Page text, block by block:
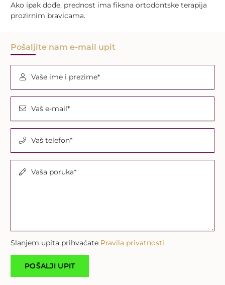
Ako ipak dođe, prednost ima fiksna ortodontske terapija
prozirnim bravicama.
Pošaljite nam e-mail upit
Vaše ime i prezime*
Vaš e-mail*
Vaš telefon*
Vaša poruka*
Slanjem upita prihvaćate Pravila privatnosti.